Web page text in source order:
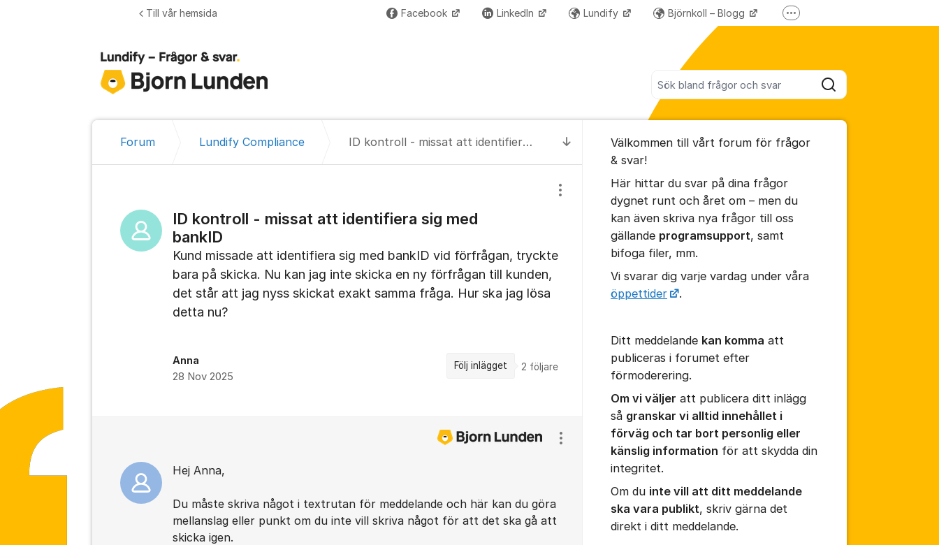
Sök bland alla inlägg
Sök
Till vår hemsida Facebook LinkedIn Lundify Björnkoll – Blogg
Forum för våra övriga program
Fler supportlänkar
Till senaste kommentaren
Forum Lundify Compliance ID kontroll - missat att identifiera sig med bankID
ID kontroll - missat att identifiera sig med
bankID
Visa/dölj inställningar för inlägg/kommentar
Kund missade att identifiera sig med bankID vid förfrågan, tryckte
bara på skicka. Nu kan jag inte skicka en ny förfrågan till kunden,
det står att jag nyss skickat exakt samma fråga. Hur ska jag lösa
detta nu?
Anna
28 Nov 2025
Följ inlägget 2 följare
Hej Anna,
Du måste skriva något i textrutan för meddelande och här kan du göra
mellanslag eller punkt om du inte vill skriva något för att det ska gå att
skicka igen.
Visa/dölj inställningar för inlägg/kommentar
Välkommen till vårt forum för frågor
& svar!
Här hittar du svar på dina frågor
dygnet runt och året om – men du
kan även skriva nya frågor till oss
gällande programsupport, samt
bifoga filer, mm.
Vi svarar dig varje vardag under våra
öppettider
.
Ditt meddelande kan komma att
publiceras i forumet efter
förmoderering.
Om vi väljer att publicera ditt inlägg
så granskar vi alltid innehållet i
förväg och tar bort personlig eller
känslig information för att skydda din
integritet.
Om du inte vill att ditt meddelande
ska vara publikt, skriv gärna det
direkt i ditt meddelande.